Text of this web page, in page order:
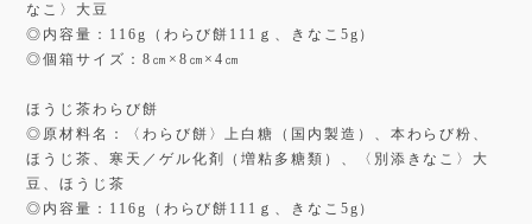
なこ〉大豆
◎内容量：116g（わらび餅111ｇ、きなこ5g）
◎個箱サイズ：8㎝×8㎝×4㎝
ほうじ茶わらび餅
◎原材料名：〈わらび餅〉上白糖（国内製造）、本わらび粉、
ほうじ茶、寒天／ゲル化剤（増粘多糖類）、〈別添きなこ〉大
豆、ほうじ茶
◎内容量：116g（わらび餅111ｇ、きなこ5g）